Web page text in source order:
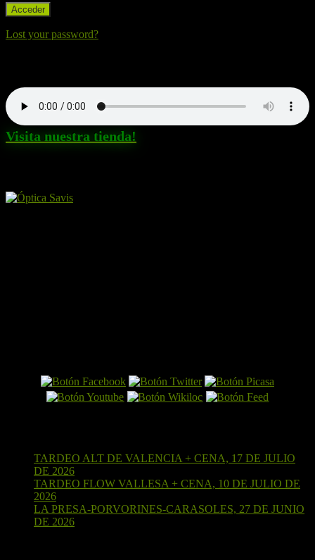
Lost your password?
Visita nuestra tienda!
TARDEO ALT DE VALENCIA + CENA, 17 DE JULIO
DE 2026
TARDEO FLOW VALLESA + CENA, 10 DE JULIO DE
2026
LA PRESA-PORVORINES-CARASOLES, 27 DE JUNIO
DE 2026